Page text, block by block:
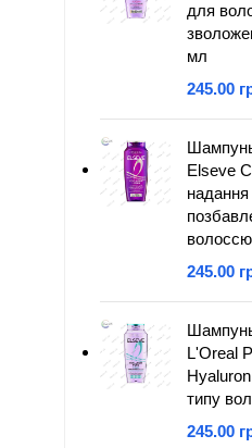
для
мл
Elseve
L'Oreal
типу